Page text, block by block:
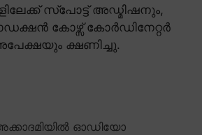
സ്പോട്ട് അഡ്മിഷനും,
കോഴ്സ് കോർഡിനേറ്റർ
ക്ഷണിച്ചു.
ഓഡിയോ